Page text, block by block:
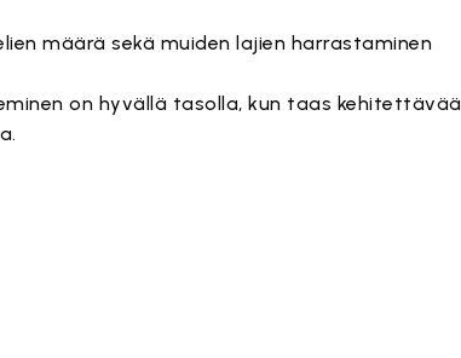
määrä sekä muiden lajien harrastaminen
on hyvällä tasolla, kun taas kehitettävää